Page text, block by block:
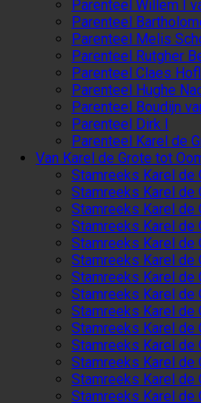
Parenteel Willem I
Parenteel
Parenteel Melis
Parenteel Rutgher
Parenteel Claes
Parenteel Hughe
Parenteel Boudijn
Parenteel Dirk I
Parenteel Karel de
Van Karel de Grote tot
Stamreeks Karel de
Stamreeks Karel de
Stamreeks Karel de
Stamreeks Karel de
Stamreeks Karel de
Stamreeks Karel de
Stamreeks Karel de
Stamreeks Karel de
Stamreeks Karel de
Stamreeks Karel de
Stamreeks Karel de
Stamreeks Karel de
Stamreeks Karel de
Stamreeks Karel de